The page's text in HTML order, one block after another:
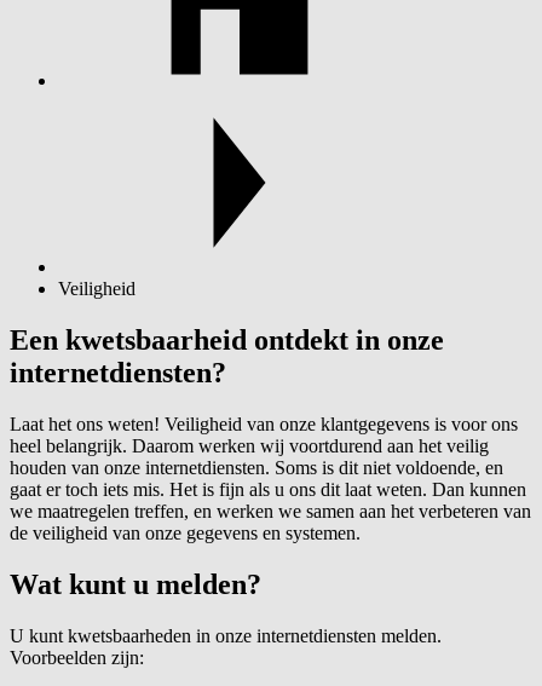
Veiligheid
Een kwetsbaarheid ontdekt in onze
internetdiensten?
Laat het ons weten! Veiligheid van onze klantgegevens is voor ons
heel belangrijk. Daarom werken wij voortdurend aan het veilig
houden van onze internetdiensten. Soms is dit niet voldoende, en
gaat er toch iets mis. Het is fijn als u ons dit laat weten. Dan kunnen
we maatregelen treffen, en werken we samen aan het verbeteren van
de veiligheid van onze gegevens en systemen.
Wat kunt u melden?
U kunt kwetsbaarheden in onze internetdiensten melden.
Voorbeelden zijn: